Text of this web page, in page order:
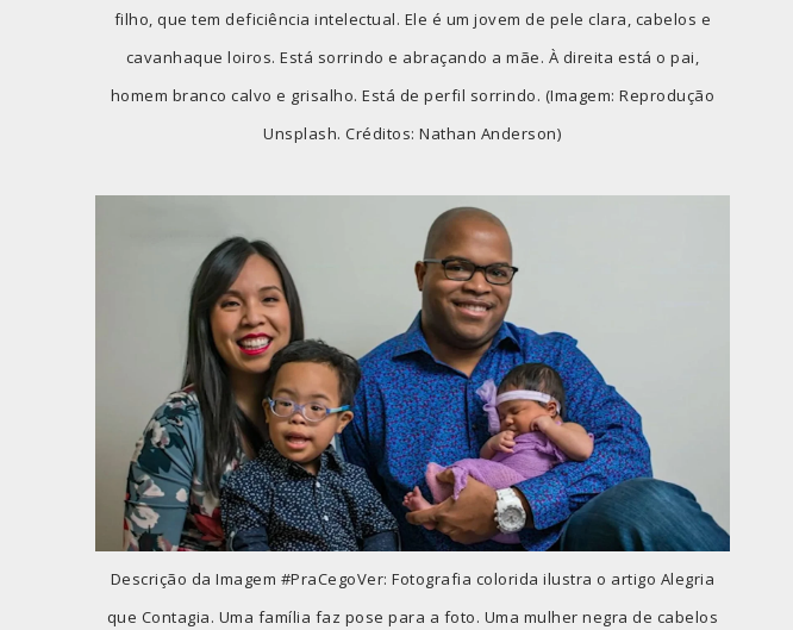
filho, que tem deficiência intelectual. Ele é um jovem de pele clara, cabelos e
cavanhaque loiros. Está sorrindo e abraçando a mãe. À direita está o pai,
homem branco calvo e grisalho. Está de perfil sorrindo. (Imagem: Reprodução
Unsplash. Créditos: Nathan Anderson)
Descrição da Imagem #PraCegoVer: Fotografia colorida ilustra o artigo Alegria
que Contagia. Uma família faz pose para a foto. Uma mulher negra de cabelos